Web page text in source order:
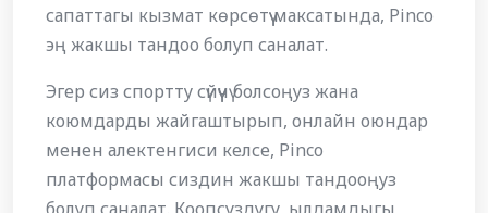
сапаттагы кызмат көрсөтүү максатында, Pinco
эң жакшы тандоо болуп саналат.
Эгер сиз спортту сүйүүчү болсоңуз жана
коюмдарды жайгаштырып, онлайн оюндар
менен алектенгиси келсе, Pinco
платформасы сиздин жакшы тандооңуз